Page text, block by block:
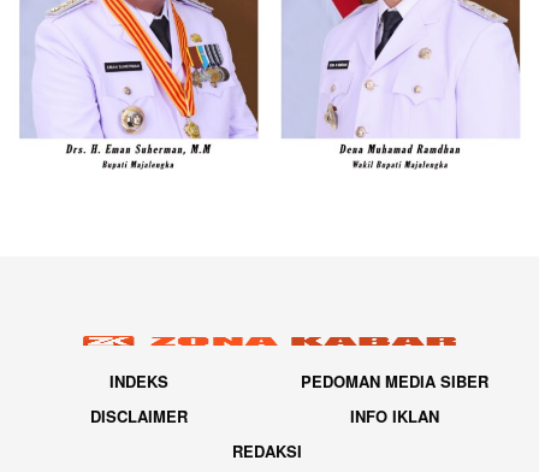
INDEKS
PEDOMAN MEDIA SIBER
DISCLAIMER
INFO IKLAN
REDAKSI